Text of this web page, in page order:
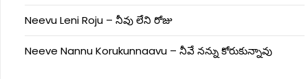
Neevu Leni Roju – నీవు లేని రోజు
Neeve Nannu Korukunnaavu – నీవే నన్ను కోరుకున్నావు